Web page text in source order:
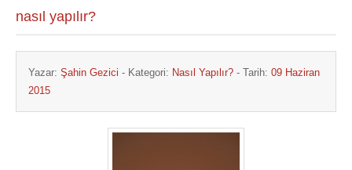
nasıl yapılır?
Yazar: Şahin Gezici - Kategori: Nasıl Yapılır? - Tarih: 09 Haziran
2015